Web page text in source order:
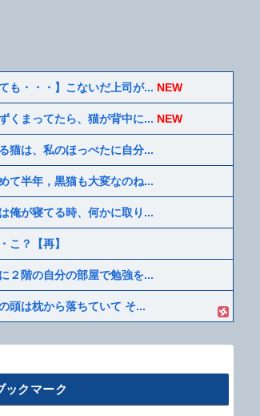
も・・・】こないだ上司が... NEW
くまってたら、猫が背中に... NEW
猫は、私のほっぺたに自分...
て半年，黒猫も大変なのね...
俺が寝てる時、何かに取り...
こ？【再】
２階の自分の部屋で勉強を...
頭は枕から落ちていて そ...
ックマーク